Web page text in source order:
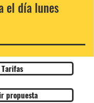
el día lunes
Tarifas
propuesta